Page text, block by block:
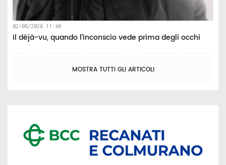
02/08/2026 11:40
Il déjà-vu, quando l’inconscio vede prima degli occhi
MOSTRA TUTTI GLI ARTICOLI